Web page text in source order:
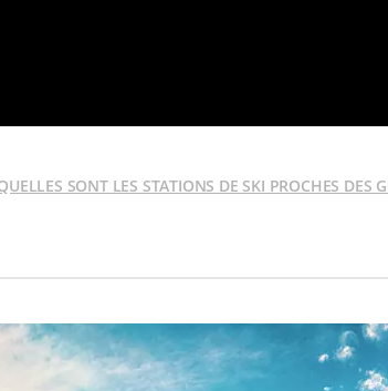
SONT LES STATIONS DE SKI PROCHES DES